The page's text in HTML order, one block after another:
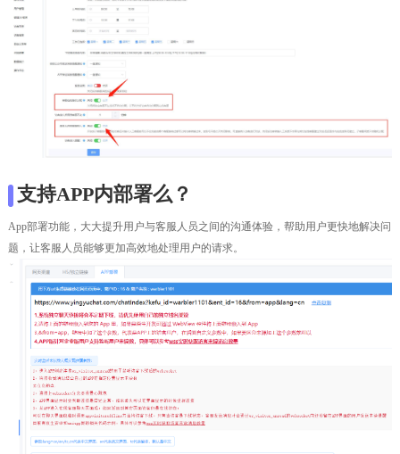
支持APP内部署么？
App部署功能，大大提升用户与客服人员之间的沟通体验，帮助用户更快地解决问
题，让客服人员能够更加高效地处理用户的请求。